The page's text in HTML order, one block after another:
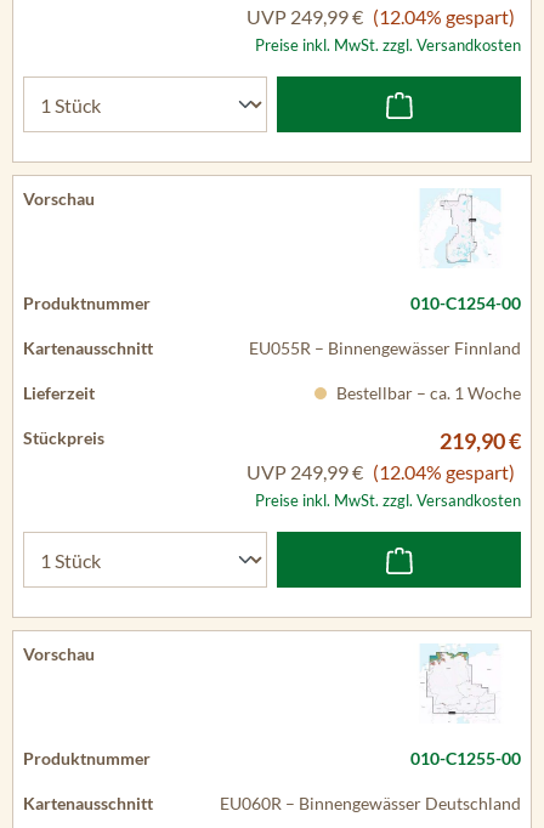
UVP 249,99 € (12.04% gespart)
Preise inkl. MwSt. zzgl. Versandkosten
010-C1254-00
EU055R – Binnengewässer Finnland
Bestellbar – ca. 1 Woche
219,90 €
UVP 249,99 € (12.04% gespart)
Preise inkl. MwSt. zzgl. Versandkosten
010-C1255-00
EU060R – Binnengewässer Deutschland